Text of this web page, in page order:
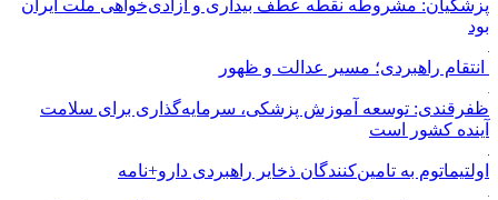
پزشکیان: مشروطه نقطه عطف بیداری و آزادی‌خواهی ملت ایران
بود
انتقام راهبردی؛ مسیر عدالت و ظهور
ظفرقندی: توسعه آموزش پزشکی، سرمایه‌گذاری برای سلامت
آینده کشور است
اولتیماتوم به تامین‌کنندگان ذخایر راهبردی دارو+نامه